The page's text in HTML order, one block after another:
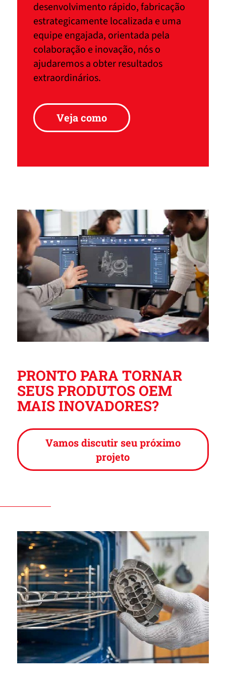
desenvolvimento rápido, fabricação
estrategicamente localizada e uma
equipe engajada, orientada pela
colaboração e inovação, nós o
ajudaremos a obter resultados
extraordinários.
Veja como
PRONTO PARA TORNAR
SEUS PRODUTOS OEM
MAIS INOVADORES?
Vamos discutir seu próximo
projeto